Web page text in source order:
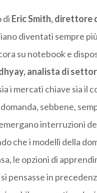
di Eric Smith, direttore
diventati sempre
su notebook e
analista di
i mercati chiave sia il
sebbene,
interruzioni
che i modelli della
le opzioni di
pensasse in